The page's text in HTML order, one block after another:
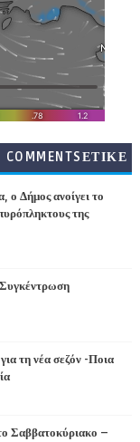
COMMENTSΕΤΙΚΕ
ο Δήμος ανοίγει το
της
τη νέα σεζόν -Ποια
Σαββατοκύριακο –